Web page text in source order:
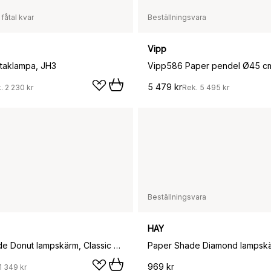
kvar
JH3
2 230 kr
Beställningsvara
Vipp
5 479 krRek. 5 495 kr
Paper Shade Donut lampskärm, Classic white Ø80
349 kr
Beställningsvara
HAY
969 kr